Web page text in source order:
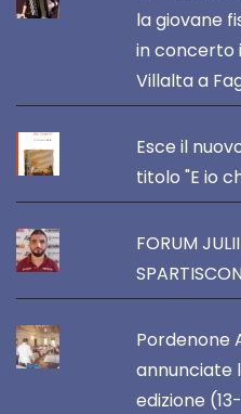
la giovane
in concerto
Villalta a
Esce il
titolo "E io
FORUM
Pordenone
annunciate
edizione